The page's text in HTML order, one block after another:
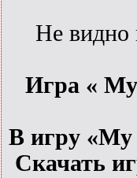
Не видно
Игра «
В игру «My
Скачать